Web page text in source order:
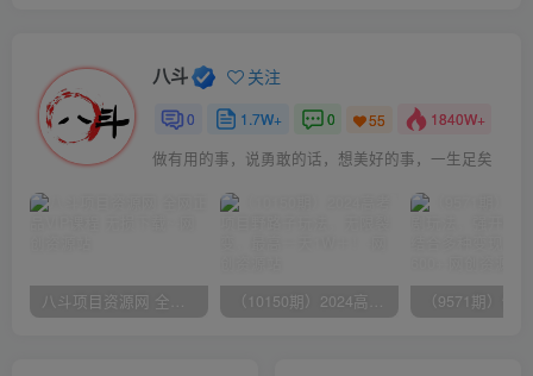
八斗 关注
0 1.7W+ 0 55 1840W+
做有用的事，说勇敢的话，想美好的事，一生足矣
八斗项目资源网 全网正品VIP课程 无损下载~ （10150期）2024高考项目野路子玩法，无限裂变，最高一天1W＋！